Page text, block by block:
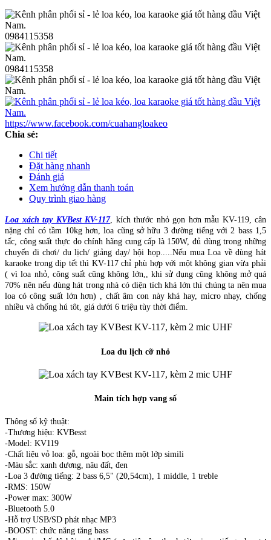
0984115358
0984115358
https://www.facebook.com/cuahangloakeo
Chia sẻ:
Chi tiết
Đặt hàng nhanh
Đánh giá
Xem hướng dẫn thanh toán
Quy trình giao hàng
Loa xách tay KVBest KV-117, kích thước nhỏ gọn hơn mẫu KV-119, cân
nặng chỉ có tầm 10kg hơn, loa cũng sở hữu 3 đường tiếng với 2 bass 1,5
tấc, công suất thực do chính hãng cung cấp là 150W, đủ dùng trong những
chuyến đi chơi/ du lịch/ giảng dạy/ hội họp.....Nếu mua Loa về dùng hát
karaoke trong dịp tết thì KV-117 chỉ phù hợp với một không gian vừa phải
( vì loa nhỏ, công suất cũng không lớn,, khi sử dụng cũng không mở quá
70% nên nếu dùng hát trong nhà có diện tích khá lớn thì chúng ta nên mua
loa có công suất lớn hơn) , chất âm con này khá hay, micro nhạy, chống
nhiều và chống hú tôt, giá dưới 6 triệu tùy thời điểm.
Loa du lịch cỡ nhỏ
Main tích hợp vang số
Thông số kỹ thuật:
-Thương hiệu: KVBesst
-Model: KV119
-Chất liệu vỏ loa: gỗ, ngoài bọc thêm một lớp simili
-Màu sắc: xanh dương, nâu đất, đen
-Loa 3 đường tiếng: 2 bass 6,5" (20,54cm), 1 middle, 1 treble
-RMS: 150W
-Power max: 300W
-Bluetooth 5.0
-Hỗ trợ USB/SD phát nhạc MP3
-BOOST: chức năng tăng bass